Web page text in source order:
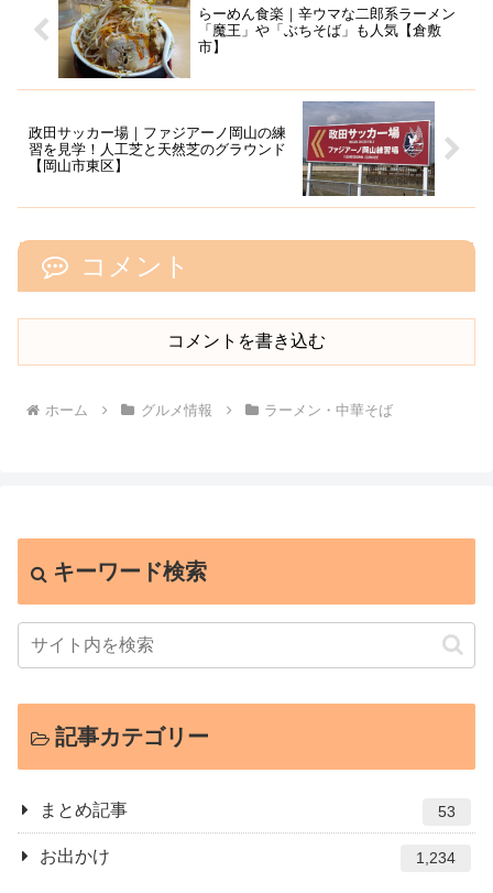
らーめん食楽｜辛ウマな二郎系ラーメン
「魔王」や「ぶちそば」も人気【倉敷
市】
政田サッカー場｜ファジアーノ岡山の練
習を見学！人工芝と天然芝のグラウンド
【岡山市東区】
コメント
コメントを書き込む
ホーム グルメ情報 ラーメン・中華そば
キーワード検索
記事カテゴリー
まとめ記事 53
お出かけ 1,234